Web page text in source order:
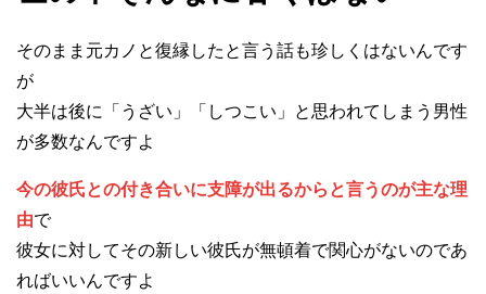
そのまま元カノと復縁したと言う話も珍しくはないんです
が
大半は後に「うざい」「しつこい」と思われてしまう男性
が多数なんですよ
今の彼氏との付き合いに支障が出るからと言うのが主な理
由で
彼女に対してその新しい彼氏が無頓着で関心がないのであ
ればいいんですよ